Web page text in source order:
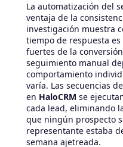
La automatización del
ventaja de la
investigación muestra
tiempo de respuesta
fuertes de la
seguimiento manual
comportamiento
varía. Las secuencias
en HaloCRM se
cada lead, eliminando
que ningún prospecto
representante estaba
semana ajetreada.